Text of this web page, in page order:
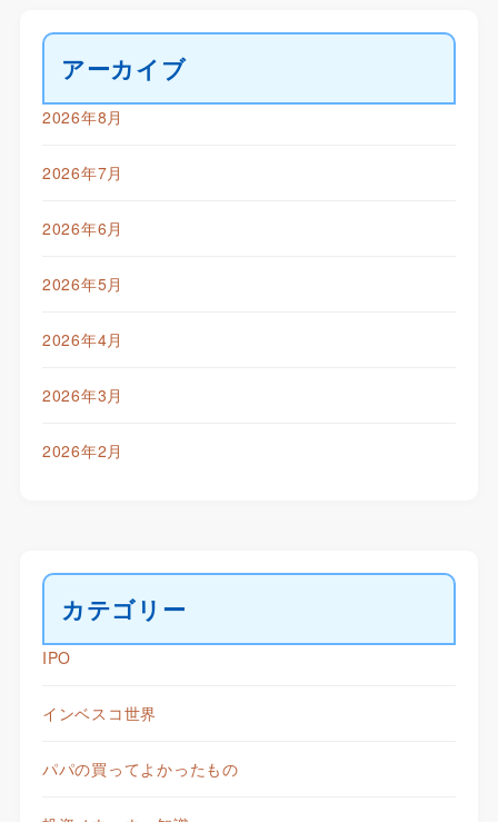
アーカイブ
2026年8月
2026年7月
2026年6月
2026年5月
2026年4月
2026年3月
2026年2月
カテゴリー
IPO
インベスコ世界
パパの買ってよかったもの